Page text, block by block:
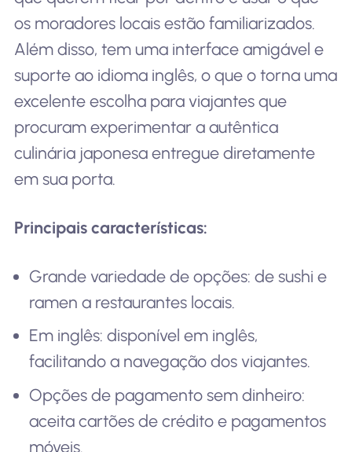
os moradores locais estão familiarizados.
Além disso, tem uma interface amigável e
suporte ao idioma inglês, o que o torna uma
excelente escolha para viajantes que
procuram experimentar a autêntica
culinária japonesa entregue diretamente
em sua porta.
Principais características:
Grande variedade de opções: de sushi e
ramen a restaurantes locais.
Em inglês: disponível em inglês,
facilitando a navegação dos viajantes.
Opções de pagamento sem dinheiro:
aceita cartões de crédito e pagamentos
móveis.